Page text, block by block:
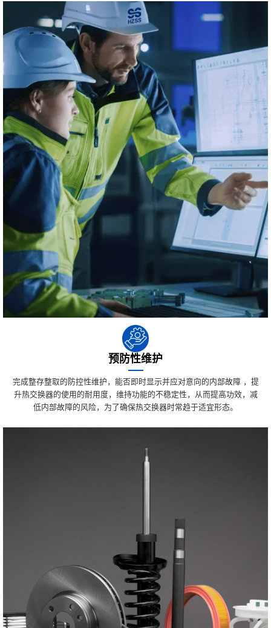
预防性维护
完成整存整取的防控性维护，能否即时显示并应对意向的内部故障 ，提
升热交换器的使用的耐用度，维持功能的不稳定性，从而提高功效，减
低内部故障的风险，为了确保热交换器时常趋于适宜形态。